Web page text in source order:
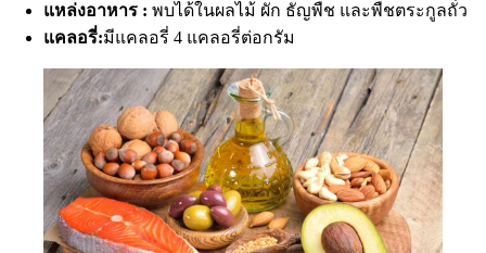
แหล่งอาหาร : พบได้ในผลไม้ ผัก ธัญพืช และพืชตระกูลถั่ว
แคลอรี่:มีแคลอรี่ 4 แคลอรี่ต่อกรัม